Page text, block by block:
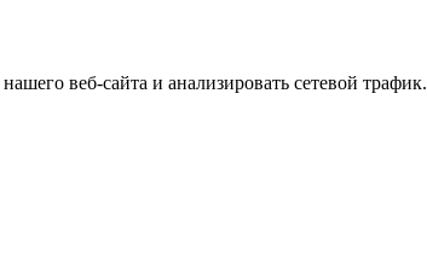
веб-сайта и анализировать сетевой трафик.